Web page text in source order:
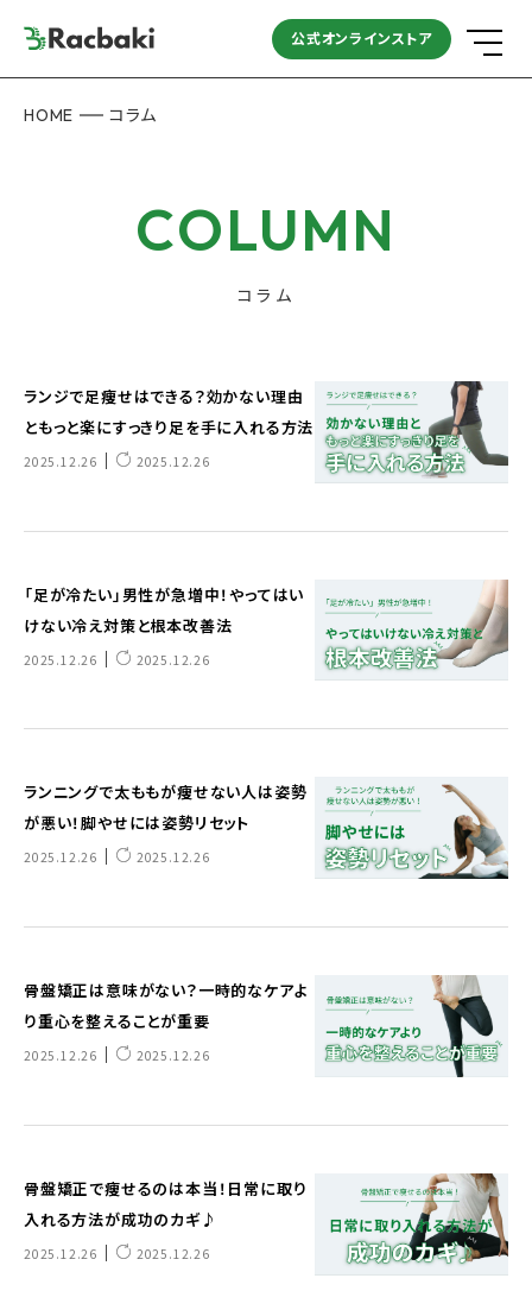
公式オンラインストア
HOME コラム
COLUMN
コラム
ランジで足痩せはできる？効かない理由
ともっと楽にすっきり足を手に入れる方法
2025.12.26 2025.12.26
「足が冷たい」男性が急増中！やってはい
けない冷え対策と根本改善法
2025.12.26 2025.12.26
ランニングで太ももが痩せない人は姿勢
が悪い！脚やせには姿勢リセット
2025.12.26 2025.12.26
骨盤矯正は意味がない？一時的なケアよ
り重心を整えることが重要
2025.12.26 2025.12.26
骨盤矯正で痩せるのは本当！日常に取り
入れる方法が成功のカギ♪
2025.12.26 2025.12.26